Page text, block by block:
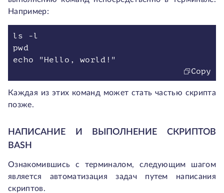
Например:
ls -l
pwd
echo "Hello, world!"
Copy
Каждая из этих команд может стать частью скрипта
позже.
НАПИСАНИЕ И ВЫПОЛНЕНИЕ СКРИПТОВ
BASH
Ознакомившись с терминалом, следующим шагом
является автоматизация задач путем написания
скриптов.